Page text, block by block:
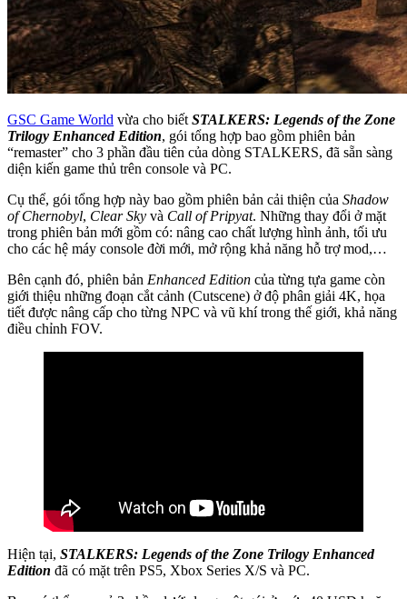
GSC Game World vừa cho biết STALKERS: Legends of the Zone
Trilogy Enhanced Edition, gói tổng hợp bao gồm phiên bản
“remaster” cho 3 phần đầu tiên của dòng STALKERS, đã sẵn sàng
diện kiến game thủ trên console và PC.
Cụ thể, gói tổng hợp này bao gồm phiên bản cải thiện của Shadow
of Chernobyl, Clear Sky và Call of Pripyat. Những thay đổi ở mặt
trong phiên bản mới gồm có: nâng cao chất lượng hình ảnh, tối ưu
cho các hệ máy console đời mới, mở rộng khả năng hỗ trợ mod,…
Bên cạnh đó, phiên bản Enhanced Edition của từng tựa game còn
giới thiệu những đoạn cắt cảnh (Cutscene) ở độ phân giải 4K, họa
tiết được nâng cấp cho từng NPC và vũ khí trong thế giới, khả năng
điều chỉnh FOV.
Hiện tại, STALKERS: Legends of the Zone Trilogy Enhanced
Edition đã có mặt trên PS5, Xbox Series X/S và PC.